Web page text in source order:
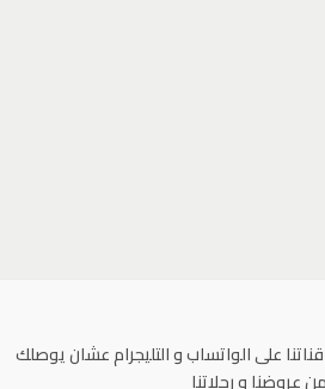
على الواتساب و التليجرام عشان يوصلك
عروضنا و رحلاتنا